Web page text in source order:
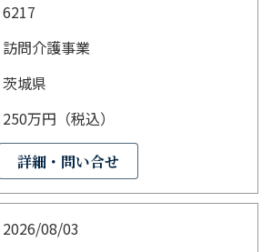
6217
訪問介護事業
茨城県
250万円（税込）
詳細・問い合せ
2026/08/03